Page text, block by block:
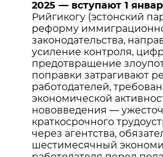
2025 — вступают 1
Рийгикогу (эстонский
реформу
законодательства,
усиление контроля,
предотвращение
поправки затрагивают
работодателей,
экономической
нововведения —
краткосрочного
через агентства,
шестимесячный